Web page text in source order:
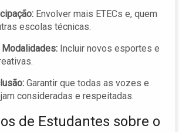
Envolver mais ETECs e, quem
escolas técnicas.
Incluir novos esportes e
Garantir que todas as vozes e
consideradas e respeitadas.
de Estudantes sobre o